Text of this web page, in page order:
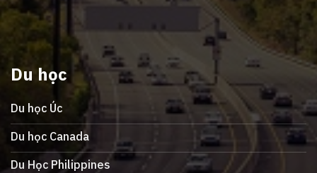
Du học
Du học Úc
Du học Canada
Du Học Philippines